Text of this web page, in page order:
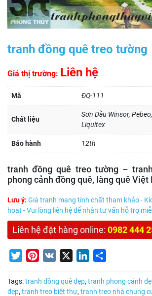
tranh đồng quê treo tường
Giá thị trường: Liên hệ
Mã ĐQ-111
Chất liệu
Sơn Dầu Winsor,
Liquitex
Bảo hành 12th
tranh đồng quê treo tường –
phong cảnh đồng quê, làng quê Việt
Lưu ý: Giá tranh mang tính chất tham khảo -
hoạt - Vui lòng liên hệ để nhận tư vấn hỗ trợ
Liên hệ đặt hàng online: 0982 444
TwitterPinterest
VK LinkedIn
Tags:tranh đồng quê đẹp, tranh phong cảnh
đẹp, tranh treo biệt thự, tranh treo nhà chung